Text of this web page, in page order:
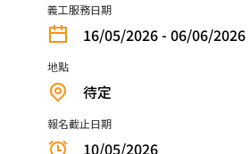
義工服務日期
16/05/2026 - 06/06/2026
地點
待定
報名截止日期
10/05/2026